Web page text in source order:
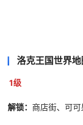
洛克王国世界
1级
解锁： 商店街、可